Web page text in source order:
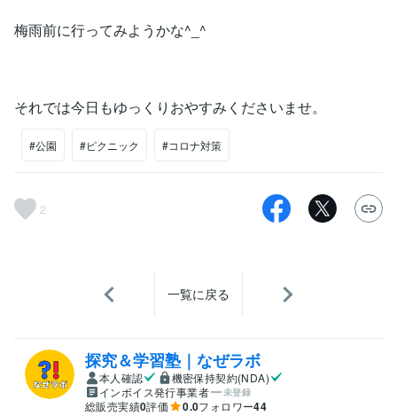
梅雨前に行ってみようかな^_^
それでは今日もゆっくりおやすみくださいませ。
#公園 #ピクニック #コロナ対策
2
一覧に戻る
探究＆学習塾｜なぜラボ
本人確認
機密保持契約(NDA)
インボイス発行事業者
未登録
総販売実績0評価 0.0フォロワー44